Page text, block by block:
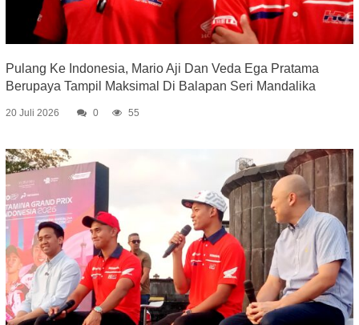
Pulang Ke Indonesia, Mario Aji Dan Veda Ega Pratama
Berupaya Tampil Maksimal Di Balapan Seri Mandalika
20 Juli 2026 0 55